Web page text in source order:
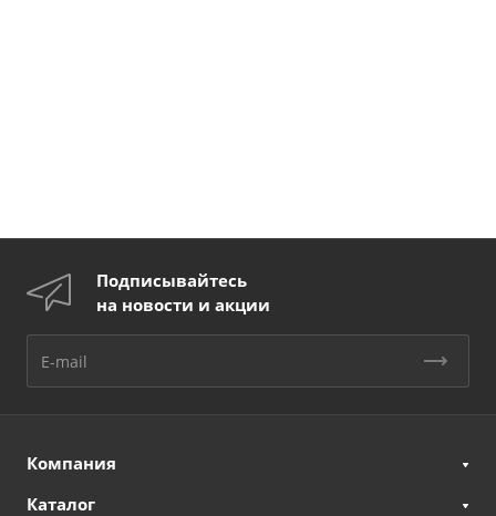
Подписывайтесь
на новости и акции
Компания
Каталог